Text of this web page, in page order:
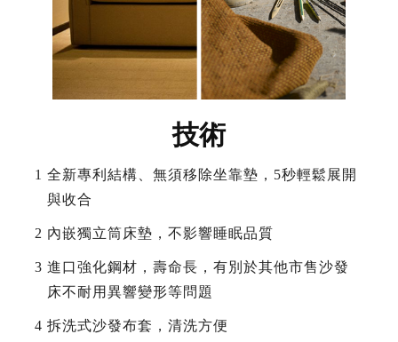
技術
1 全新專利結構、無須移除坐靠墊，5秒輕鬆展開
與收合
2 內嵌獨立筒床墊，不影響睡眠品質
3 進口強化鋼材，壽命長，有別於其他市售沙發
床不耐用異響變形等問題
4 拆洗式沙發布套，清洗方便